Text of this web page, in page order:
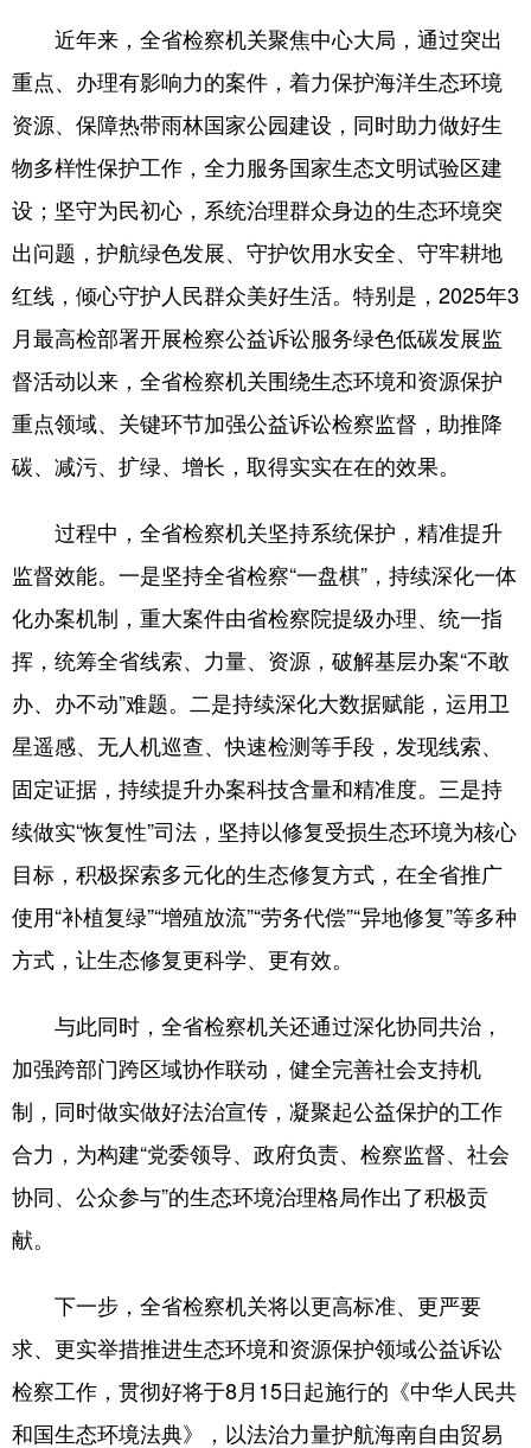
近年来，全省检察机关聚焦中心大局，通过突出
重点、办理有影响力的案件，着力保护海洋生态环境
资源、保障热带雨林国家公园建设，同时助力做好生
物多样性保护工作，全力服务国家生态文明试验区建
设；坚守为民初心，系统治理群众身边的生态环境突
出问题，护航绿色发展、守护饮用水安全、守牢耕地
红线，倾心守护人民群众美好生活。特别是，2025年3
月最高检部署开展检察公益诉讼服务绿色低碳发展监
督活动以来，全省检察机关围绕生态环境和资源保护
重点领域、关键环节加强公益诉讼检察监督，助推降
碳、减污、扩绿、增长，取得实实在在的效果。
过程中，全省检察机关坚持系统保护，精准提升
监督效能。一是坚持全省检察“一盘棋”，持续深化一体
化办案机制，重大案件由省检察院提级办理、统一指
挥，统筹全省线索、力量、资源，破解基层办案“不敢
办、办不动”难题。二是持续深化大数据赋能，运用卫
星遥感、无人机巡查、快速检测等手段，发现线索、
固定证据，持续提升办案科技含量和精准度。三是持
续做实“恢复性”司法，坚持以修复受损生态环境为核心
目标，积极探索多元化的生态修复方式，在全省推广
使用“补植复绿”“增殖放流”“劳务代偿”“异地修复”等多种
方式，让生态修复更科学、更有效。
与此同时，全省检察机关还通过深化协同共治，
加强跨部门跨区域协作联动，健全完善社会支持机
制，同时做实做好法治宣传，凝聚起公益保护的工作
合力，为构建“党委领导、政府负责、检察监督、社会
协同、公众参与”的生态环境治理格局作出了积极贡
献。
下一步，全省检察机关将以更高标准、更严要
求、更实举措推进生态环境和资源保护领域公益诉讼
检察工作，贯彻好将于8月15日起施行的《中华人民共
和国生态环境法典》，以法治力量护航海南自由贸易